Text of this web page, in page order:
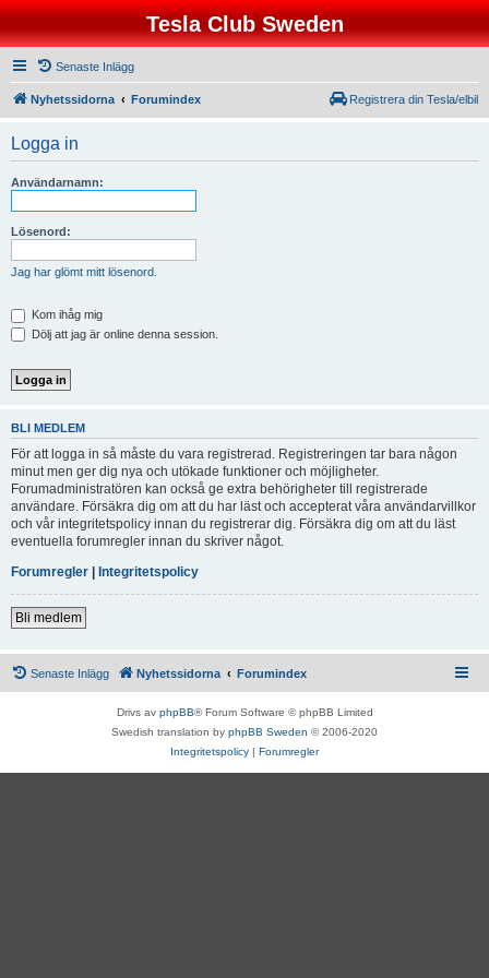
Tesla Club Sweden
Senaste Inlägg
Nyhetssidorna Forumindex Registrera din Tesla/elbil
Logga in
Användarnamn:
Lösenord:
Jag har glömt mitt lösenord.
Kom ihåg mig
Dölj att jag är online denna session.
BLI MEDLEM
För att logga in så måste du vara registrerad. Registreringen tar bara någon
minut men ger dig nya och utökade funktioner och möjligheter.
Forumadministratören kan också ge extra behörigheter till registrerade
användare. Försäkra dig om att du har läst och accepterat våra användarvillkor
och vår integritetspolicy innan du registrerar dig. Försäkra dig om att du läst
eventuella forumregler innan du skriver något.
Forumregler | Integritetspolicy
Bli medlem
Senaste Inlägg Nyhetssidorna Forumindex
Drivs av phpBB® Forum Software © phpBB Limited
Swedish translation by phpBB Sweden © 2006-2020
Integritetspolicy | Forumregler